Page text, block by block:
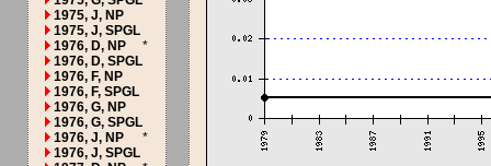
1975, J, NP
1975, J, SPGL
1976, D, NP
*
1976, D, SPGL
1976, F, NP
1976, F, SPGL
1976, G, NP
1976, G, SPGL
1976, J, NP
*
1976, J, SPGL